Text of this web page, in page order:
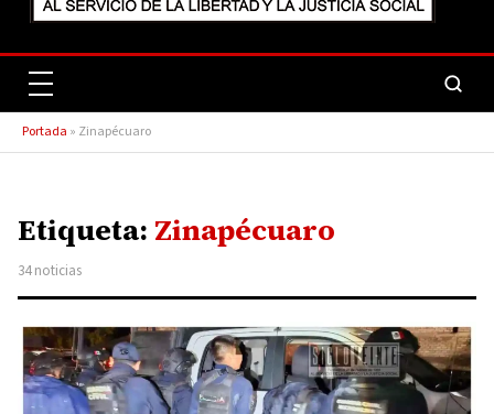
Portada » Zinapécuaro
Etiqueta: Zinapécuaro
34 noticias